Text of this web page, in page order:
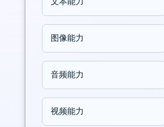
图像能力
音频能力
视频能力